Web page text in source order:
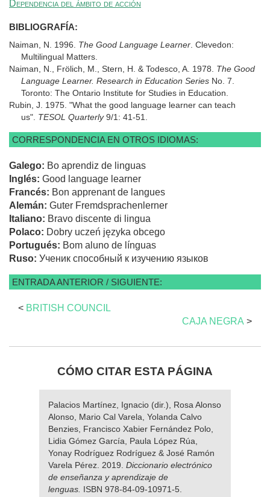
Dependencia del ámbito de acción
BIBLIOGRAFÍA:
Naiman, N. 1996. The Good Language Learner . Clevedon:
Multilingual Matters.
Naiman, N., Frölich, M., Stern, H. & Todesco, A. 1978. The Good
Language Learner. Research in Education Series No. 7.
Toronto: The Ontario Institute for Studies in Education.
Rubin, J. 1975. "What the good language learner can teach
us". TESOL Quarterly9/1: 41-51.
CORRESPONDENCIA EN OTROS IDIOMAS:
Galego: Bo aprendiz de linguas
Inglés: Good language learner
Francés: Bon apprenant de langues
Alemán: Guter Fremdsprachenlerner
Italiano: Bravo discente di lingua
Polaco: Dobry uczeń języka obcego
Portugués: Bom aluno de línguas
Ruso: Ученик способный к изучению языков
ENTRADA ANTERIOR / SIGUIENTE:
< BRITISH COUNCIL
CAJA NEGRA >
CÓMO CITAR ESTA PÁGINA
Palacios Martínez, Ignacio (dir.), Rosa Alonso
Alonso, Mario Cal Varela, Yolanda Calvo
Benzies, Francisco Xabier Fernández Polo,
Lidia Gómez García, Paula López Rúa,
Yonay Rodríguez Rodríguez & José Ramón
Varela Pérez. 2019. Diccionario electrónico
de enseñanza y aprendizaje de
lenguas. ISBN 978-84-09-10971-5.